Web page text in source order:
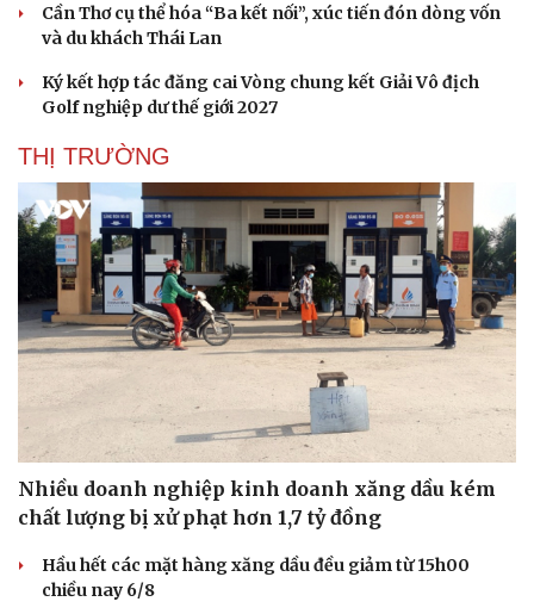
Du lịch
Tư vấn
Săn Tour
check-in
Podcast
Câu chuyện thời sự
Đọc truyện đêm khuya
Cửa sổ tình yêu
Kể chuyện cho bé
Hạt giống tâm hồn
Cần Thơ cụ thể hóa “Ba kết nối”, xúc tiến đón dòng vốn
và du khách Thái Lan
Ký kết hợp tác đăng cai Vòng chung kết Giải Vô địch
Golf nghiệp dư thế giới 2027
THỊ TRƯỜNG
Nhiều doanh nghiệp kinh doanh xăng dầu kém
chất lượng bị xử phạt hơn 1,7 tỷ đồng
Hầu hết các mặt hàng xăng dầu đều giảm từ 15h00
chiều nay 6/8